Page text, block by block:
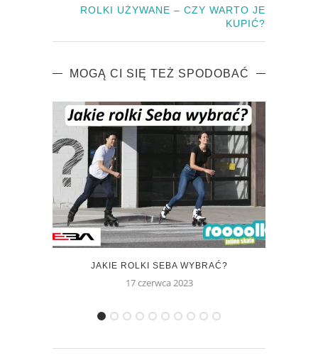
ROLKI UŻYWANE – CZY WARTO JE
KUPIĆ?
MOGĄ CI SIĘ TEŻ SPODOBAĆ
JAKIE ROLKI SEBA WYBRAĆ?
17 czerwca 2023